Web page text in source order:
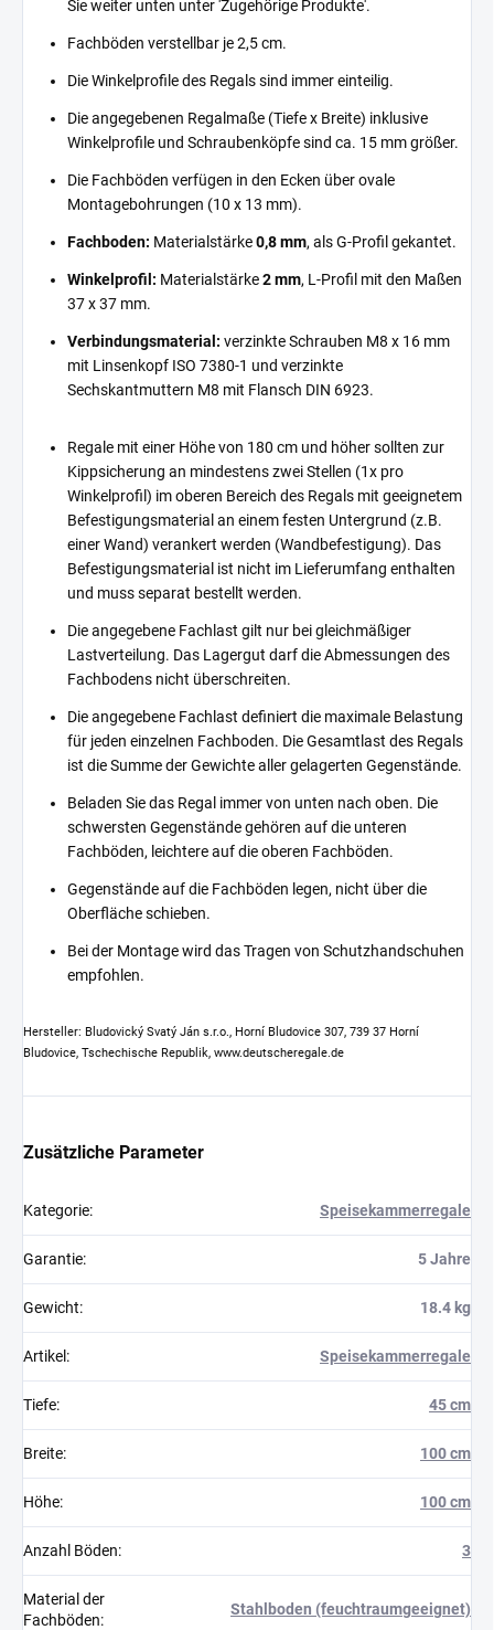
Sie weiter unten unter 'Zugehörige Produkte'.
Fachböden verstellbar je 2,5 cm.
Die Winkelprofile des Regals sind immer einteilig.
Die angegebenen Regalmaße (Tiefe x Breite) inklusive
Winkelprofile und Schraubenköpfe sind ca. 15 mm größer.
Die Fachböden verfügen in den Ecken über ovale
Montagebohrungen (10 x 13 mm).
Fachboden: Materialstärke0,8 mm, als G-Profil gekantet.
Winkelprofil: Materialstärke2 mm, L-Profil mit den Maßen
37 x 37 mm.
Verbindungsmaterial: verzinkte Schrauben M8 x 16 mm
mit Linsenkopf ISO 7380-1 und verzinkte
Sechskantmuttern M8 mit Flansch DIN 6923.
Regale mit einer Höhe von 180 cm und höher sollten zur
Kippsicherung an mindestens zwei Stellen (1x pro
Winkelprofil) im oberen Bereich des Regals mit geeignetem
Befestigungsmaterial an einem festen Untergrund (z.B.
einer Wand) verankert werden (Wandbefestigung). Das
Befestigungsmaterial ist nicht im Lieferumfang enthalten
und muss separat bestellt werden.
Die angegebene Fachlast gilt nur bei gleichmäßiger
Lastverteilung. Das Lagergut darf die Abmessungen des
Fachbodens nicht überschreiten.
Die angegebene Fachlast definiert die maximale Belastung
für jeden einzelnen Fachboden. Die Gesamtlast des Regals
ist die Summe der Gewichte aller gelagerten Gegenstände.
Beladen Sie das Regal immer von unten nach oben. Die
schwersten Gegenstände gehören auf die unteren
Fachböden, leichtere auf die oberen Fachböden.
Gegenstände auf die Fachböden legen, nicht über die
Oberfläche schieben.
Bei der Montage wird das Tragen von Schutzhandschuhen
empfohlen.
Hersteller: Bludovický Svatý Ján s.r.o., Horní Bludovice 307, 739 37 Horní
Bludovice, Tschechische Republik, www.deutscheregale.de
Zusätzliche Parameter
Kategorie: Speisekammerregale
Garantie: 5 Jahre
Gewicht: 18.4 kg
Artikel : Speisekammerregale
Tiefe: 45 cm
Breite: 100 cm
Höhe: 100 cm
Anzahl Böden: 3
Material der
Fachböden:
Stahlboden (feuchtraumgeeignet)